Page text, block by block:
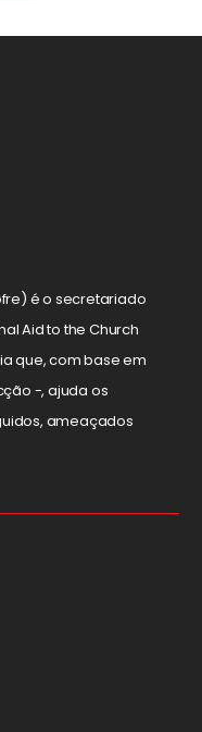
é o secretariado
Aid to the Church
que, com base em
-, ajuda os
ameaçados